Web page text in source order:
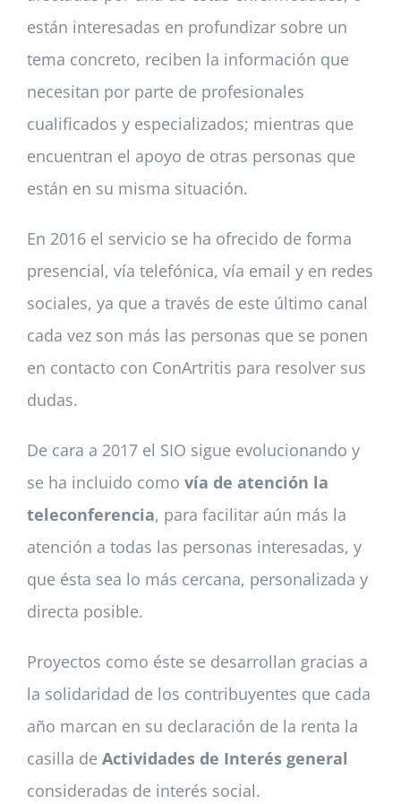
están interesadas en profundizar sobre un
tema concreto, reciben la información que
necesitan por parte de profesionales
cualificados y especializados; mientras que
encuentran el apoyo de otras personas que
están en su misma situación.
En 2016 el servicio se ha ofrecido de forma
presencial, vía telefónica, vía email y en redes
sociales, ya que a través de este último canal
cada vez son más las personas que se ponen
en contacto con ConArtritis para resolver sus
dudas.
De cara a 2017 el SIO sigue evolucionando y
se ha incluido como vía de atención la
teleconferencia, para facilitar aún más la
atención a todas las personas interesadas, y
que ésta sea lo más cercana, personalizada y
directa posible.
Proyectos como éste se desarrollan gracias a
la solidaridad de los contribuyentes que cada
año marcan en su declaración de la renta la
casilla de Actividades de Interés general
consideradas de interés social.